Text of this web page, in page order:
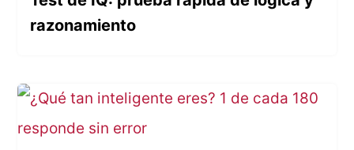
razonamiento